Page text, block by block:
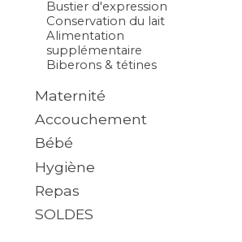
Bustier d'expression
Conservation du lait
Alimentation
supplémentaire
Biberons & tétines
Maternité
Accouchement
Bébé
Hygiène
Repas
SOLDES